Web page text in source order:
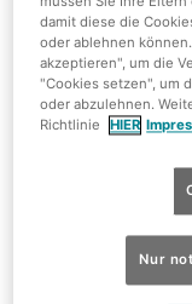
Meeting
pro
damit diese die
oder ablehnen
akzeptieren", um die
"Cookies setzen", um
oder abzulehnen.
Richtlinie
HIER
Nur